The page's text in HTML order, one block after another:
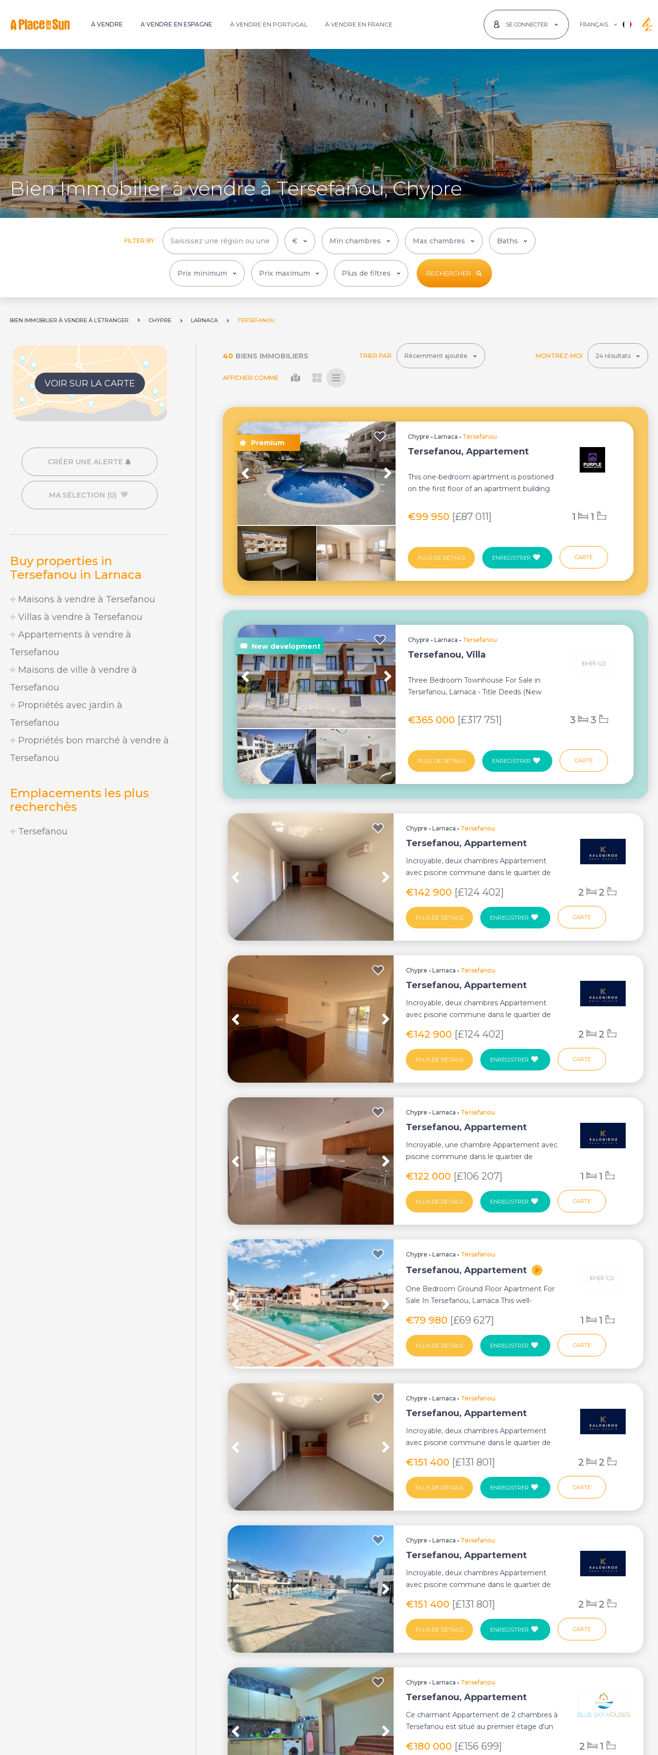
À VENDRE A VENDRE EN ESPAGNE À VENDRE EN PORTUGAL À VENDRE EN FRANCE SE CONNECTER FRANÇAIS
Bien Immobilier à vendre à Tersefanou, Chypre
FILTER BY
Plus de filtres RECHERCHER
BIEN IMMOBILIER À VENDRE À L’ÉTRANGER CHYPRE LARNACA TERSEFANOU
VOIR SUR LA CARTE
CRÉER UNE ALERTE
MA SÉLECTION (0)
Buy properties in
Tersefanou in Larnaca
Maisons à vendre à Tersefanou
Villas à vendre à Tersefanou
Appartements à vendre à
Tersefanou
Maisons de ville à vendre à
Tersefanou
Propriétés avec jardin à
Tersefanou
Propriétés bon marché à vendre à
Tersefanou
Emplacements les plus
recherchès
Tersefanou
40 BIENS IMMOBILIERS TRIER PAR MONTREZ-MOI
AFFICHER COMME
Chypre •Larnaca • Tersefanou
Tersefanou, Appartement
This one-bedroom apartment is positioned
on the first floor of an apartment building
€99 950 [£87 011] 1 1
PLUS DE DÉTAILS ENREGISTRER CARTE
Chypre •Larnaca • Tersefanou
Tersefanou, Villa
Three Bedroom Townhouse For Sale in
Tersefanou, Larnaca - Title Deeds (New
€365 000 [£317 751] 3 3
PLUS DE DÉTAILS ENREGISTRER CARTE
Chypre •Larnaca • Tersefanou
Tersefanou, Appartement
Incroyable, deux chambres Appartement
avec piscine commune dans le quartier de
€142 900 [£124 402] 2 2
PLUS DE DÉTAILS ENREGISTRER CARTE
Chypre •Larnaca • Tersefanou
Tersefanou, Appartement
Incroyable, deux chambres Appartement
avec piscine commune dans le quartier de
€142 900 [£124 402] 2 2
PLUS DE DÉTAILS ENREGISTRER CARTE
Chypre •Larnaca • Tersefanou
Tersefanou, Appartement
Incroyable, une chambre Appartement avec
piscine commune dans le quartier de
€122 000 [£106 207] 1 1
PLUS DE DÉTAILS ENREGISTRER CARTE
Chypre •Larnaca • Tersefanou
Tersefanou, Appartement
One Bedroom Ground Floor Apartment For
Sale In Tersefanou, Larnaca This well-
€79 980 [£69 627] 1 1
PLUS DE DÉTAILS ENREGISTRER CARTE
Chypre •Larnaca • Tersefanou
Tersefanou, Appartement
Incroyable, deux chambres Appartement
avec piscine commune dans le quartier de
€151 400 [£131 801] 2 2
PLUS DE DÉTAILS ENREGISTRER CARTE
Chypre •Larnaca • Tersefanou
Tersefanou, Appartement
Incroyable, deux chambres Appartement
avec piscine commune dans le quartier de
€151 400 [£131 801] 2 2
PLUS DE DÉTAILS ENREGISTRER CARTE
Chypre •Larnaca • Tersefanou
Tersefanou, Appartement
Ce charmant Appartement de 2 chambres à
Tersefanou est situé au premier étage d'un
€180 000 [£156 699] 2 1